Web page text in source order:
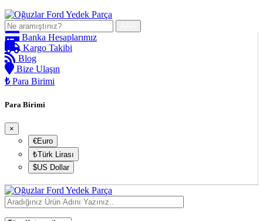
Banka Hesaplarımız
Kargo Takibi
Blog
Bize Ulaşın
₺ Para Birimi
Para Birimi
×
€Euro
₺Türk Lirası
$US Dollar